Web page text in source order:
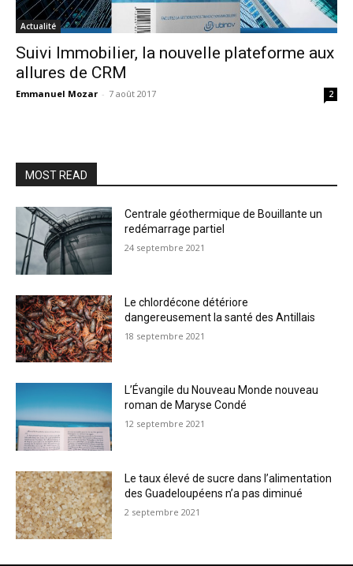
Actualité
Suivi Immobilier, la nouvelle plateforme aux
allures de CRM
Emmanuel Mozar - 7 août 2017 2
MOST READ
Centrale géothermique de Bouillante un
redémarrage partiel
24 septembre 2021
Le chlordécone détériore
dangereusement la santé des Antillais
18 septembre 2021
L’Évangile du Nouveau Monde nouveau
roman de Maryse Condé
12 septembre 2021
Le taux élevé de sucre dans l’alimentation
des Guadeloupéens n’a pas diminué
2 septembre 2021